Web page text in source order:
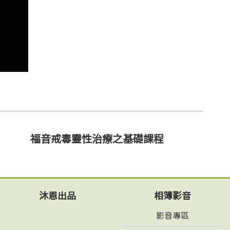
福音戒毒靈性治療之基礎課程
沐恩出品 相簿影音
影音專區